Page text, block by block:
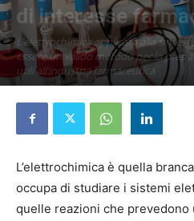
di interesse
L’elettrochimica applicata alla
essere un valido metodo per la
utili all’industria farmaceutica
L’elettrochimica è quella
occupa di studiare i sistemi
quelle reazioni che